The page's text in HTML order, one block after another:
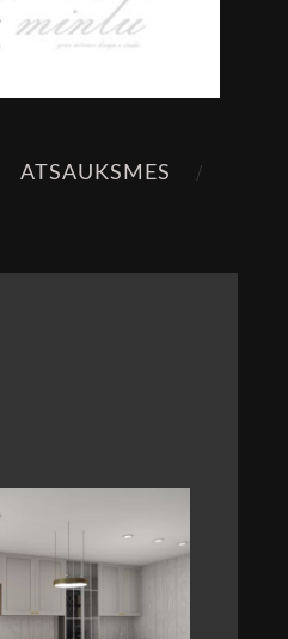
ATSAUKSMES